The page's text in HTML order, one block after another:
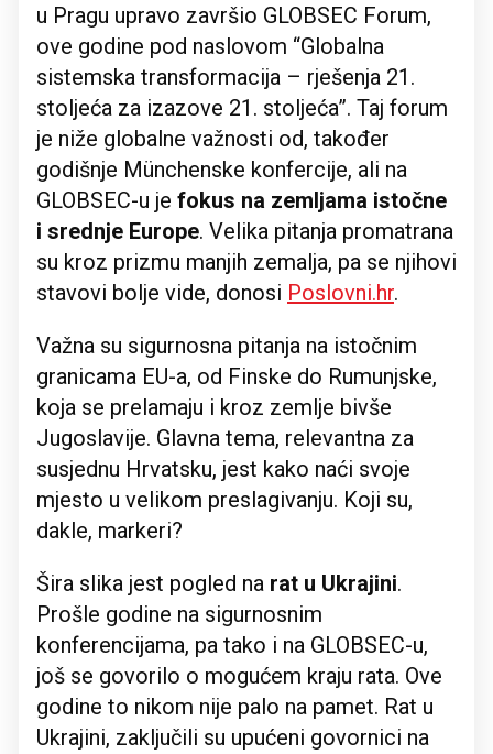
u Pragu upravo završio GLOBSEC Forum,
ove godine pod naslovom “Globalna
sistemska transformacija – rješenja 21.
stoljeća za izazove 21. stoljeća”. Taj forum
je niže globalne važnosti od, također
godišnje Münchenske konfercije, ali na
GLOBSEC-u je fokus na zemljama istočne
i srednje Europe. Velika pitanja promatrana
su kroz prizmu manjih zemalja, pa se njihovi
stavovi bolje vide, donosi Poslovni.hr.
Važna su sigurnosna pitanja na istočnim
granicama EU-a, od Finske do Rumunjske,
koja se prelamaju i kroz zemlje bivše
Jugoslavije. Glavna tema, relevantna za
susjednu Hrvatsku, jest kako naći svoje
mjesto u velikom preslagivanju. Koji su,
dakle, markeri?
Šira slika jest pogled na rat u Ukrajini.
Prošle godine na sigurnosnim
konferencijama, pa tako i na GLOBSEC-u,
još se govorilo o mogućem kraju rata. Ove
godine to nikom nije palo na pamet. Rat u
Ukrajini, zaključili su upućeni govornici na